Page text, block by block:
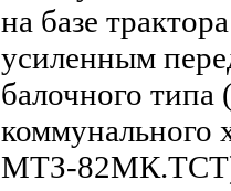
на базе
усиленным
балочного типа
коммунального
МТЗ-